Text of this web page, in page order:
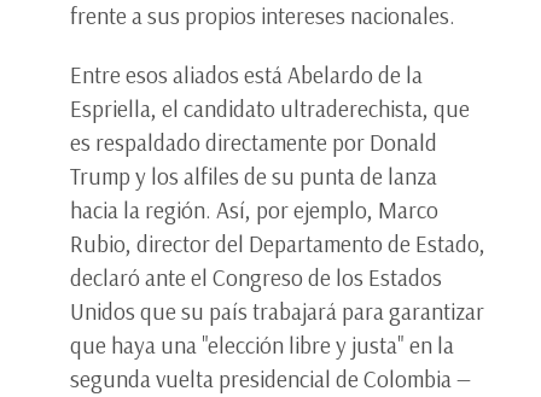
frente a sus propios intereses nacionales.
Entre esos aliados está Abelardo de la
Espriella, el candidato ultraderechista, que
es respaldado directamente por Donald
Trump y los alfiles de su punta de lanza
hacia la región. Así, por ejemplo, Marco
Rubio, director del Departamento de Estado,
declaró ante el Congreso de los Estados
Unidos que su país trabajará para garantizar
que haya una "elección libre y justa" en la
segunda vuelta presidencial de Colombia —